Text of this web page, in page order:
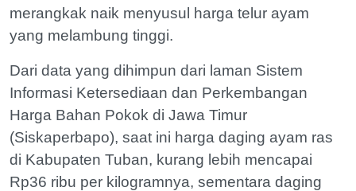
merangkak naik menyusul harga telur ayam
yang melambung tinggi.
Dari data yang dihimpun dari laman Sistem
Informasi Ketersediaan dan Perkembangan
Harga Bahan Pokok di Jawa Timur
(Siskaperbapo), saat ini harga daging ayam ras
di Kabupaten Tuban, kurang lebih mencapai
Rp36 ribu per kilogramnya, sementara daging